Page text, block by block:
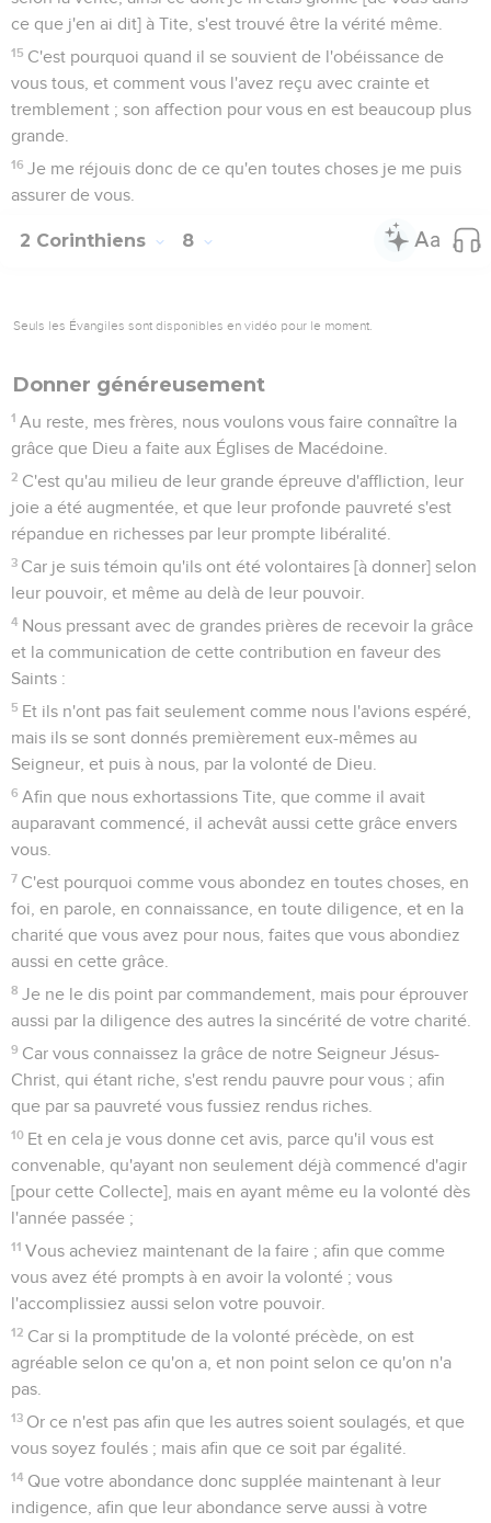
ce que j'en ai dit] à Tite, s'est trouvé être la vérité même.
15 C'est pourquoi quand il se souvient de l'obéissance de
vous tous, et comment vous l'avez reçu avec crainte et
tremblement ; son affection pour vous en est beaucoup plus
grande.
16 Je me réjouis donc de ce qu'en toutes choses je me puis
assurer de vous.
2 Corinthiens 8
Seuls les Évangiles sont disponibles en vidéo pour le moment.
Donner généreusement
1 Au reste, mes frères, nous voulons vous faire connaître la
grâce que Dieu a faite aux Églises de Macédoine.
2 C'est qu'au milieu de leur grande épreuve d'affliction, leur
joie a été augmentée, et que leur profonde pauvreté s'est
répandue en richesses par leur prompte libéralité.
3 Car je suis témoin qu'ils ont été volontaires [à donner] selon
leur pouvoir, et même au delà de leur pouvoir.
4 Nous pressant avec de grandes prières de recevoir la grâce
et la communication de cette contribution en faveur des
Saints :
5 Et ils n'ont pas fait seulement comme nous l'avions espéré,
mais ils se sont donnés premièrement eux-mêmes au
Seigneur, et puis à nous, par la volonté de Dieu.
6 Afin que nous exhortassions Tite, que comme il avait
auparavant commencé, il achevât aussi cette grâce envers
vous.
7 C'est pourquoi comme vous abondez en toutes choses, en
foi, en parole, en connaissance, en toute diligence, et en la
charité que vous avez pour nous, faites que vous abondiez
aussi en cette grâce.
8 Je ne le dis point par commandement, mais pour éprouver
aussi par la diligence des autres la sincérité de votre charité.
9 Car vous connaissez la grâce de notre Seigneur Jésus-
Christ, qui étant riche, s'est rendu pauvre pour vous ; afin
que par sa pauvreté vous fussiez rendus riches.
10 Et en cela je vous donne cet avis, parce qu'il vous est
convenable, qu'ayant non seulement déjà commencé d'agir
[pour cette Collecte], mais en ayant même eu la volonté dès
l'année passée ;
11 Vous acheviez maintenant de la faire ; afin que comme
vous avez été prompts à en avoir la volonté ; vous
l'accomplissiez aussi selon votre pouvoir.
12 Car si la promptitude de la volonté précède, on est
agréable selon ce qu'on a, et non point selon ce qu'on n'a
pas.
13 Or ce n'est pas afin que les autres soient soulagés, et que
vous soyez foulés ; mais afin que ce soit par égalité.
14 Que votre abondance donc supplée maintenant à leur
indigence, afin que leur abondance serve aussi à votre